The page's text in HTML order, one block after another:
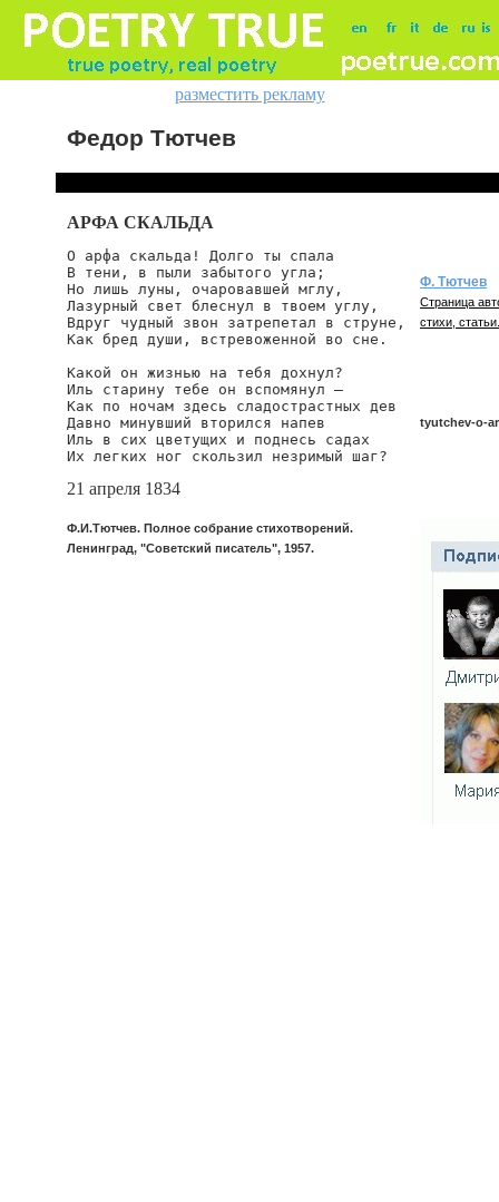
разместить рекламу
Федор Тютчев
АРФА СКАЛЬДА
О арфа скальда! Долго ты спала
В тени, в пыли забытого угла;
Но лишь луны, очаровавшей мглу,
Лазурный свет блеснул в твоем углу,
Вдруг чудный звон затрепетал в струне,
Как бред души, встревоженной во сне.
Какой он жизнью на тебя дохнул?
Иль старину тебе он вспомянул —
Как по ночам здесь сладострастных дев
Давно минувший вторился напев
Иль в сих цветущих и поднесь садах
Их легких ног скользил незримый шаг?
21 апреля 1834
Ф.И.Тютчев. Полное собрание стихотворений.
Ленинград, "Советский писатель", 1957.
Ф. Тютчев
Страница
стихи, статьи.
tyutchev-o-